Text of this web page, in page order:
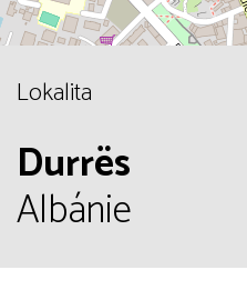
Lokalita
Durrës
Albánie